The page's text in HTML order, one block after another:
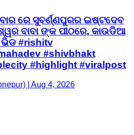
ରେ ସୁବର୍ଣ୍ଣପୁରର ଇଷ୍ଟଦେବ
ବାବା ଙ୍କ ପୀଠରେ, କାଉଡିଆ
#rishitv
#shivbhakt
#highlight #viralpost
| Aug 4, 2026